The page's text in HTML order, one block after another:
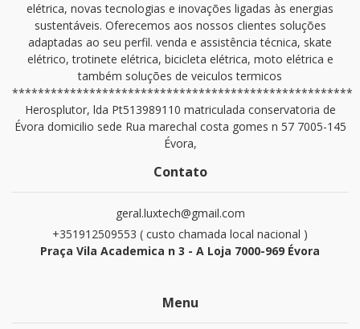
elétrica, novas tecnologias e inovações ligadas às energias
sustentáveis. Oferecemos aos nossos clientes soluções
adaptadas ao seu perfil. venda e assistência técnica, skate
elétrico, trotinete elétrica, bicicleta elétrica, moto elétrica e
também soluções de veiculos termicos
*****************************************************
Herosplutor, lda Pt513989110 matriculada conservatoria de
Évora domicilio sede Rua marechal costa gomes n 57 7005-145
Évora,
Contato
geral.luxtech@gmail.com
+351912509553 ( custo chamada local nacional )
Praça Vila Academica n 3 - A Loja 7000-969 Évora
Menu